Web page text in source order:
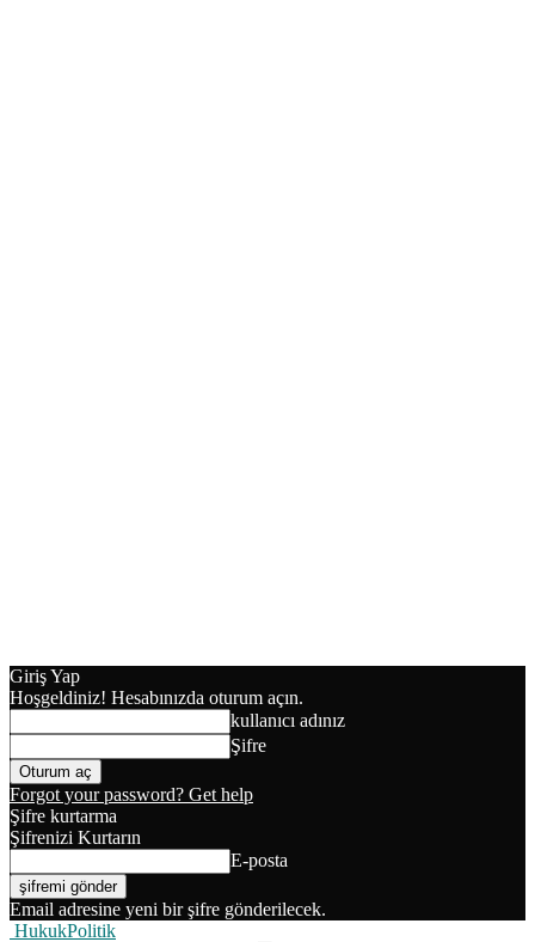
Giriş Yap
Hoşgeldiniz! Hesabınızda oturum açın.
kullanıcı adınız
Şifre
Forgot your password? Get help
Şifre kurtarma
Şifrenizi Kurtarın
E-posta
Email adresine yeni bir şifre gönderilecek.
HukukPolitik